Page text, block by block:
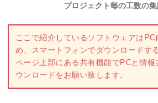
プロジェクト毎の工数の
ここで紹介しているソフトウェアは
め、スマートフォンでダウンロードす
ページ上部にある共有機能でPCと情
ウンロードをお願い致します。